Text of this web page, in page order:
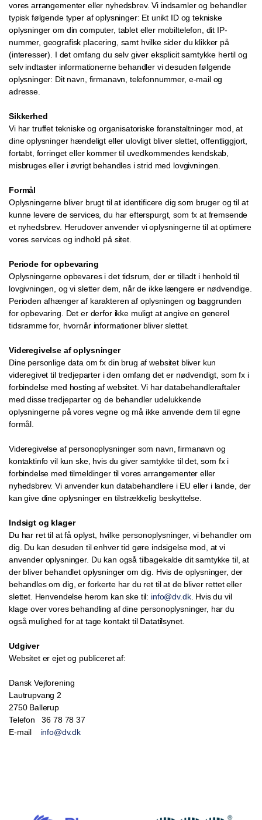
vores arrangementer eller nyhedsbrev. Vi indsamler og behandler
typisk følgende typer af oplysninger: Et unikt ID og tekniske
oplysninger om din computer, tablet eller mobiltelefon, dit IP-
nummer, geografisk placering, samt hvilke sider du klikker på
(interesser). I det omfang du selv giver eksplicit samtykke hertil og
selv indtaster informationerne behandler vi desuden følgende
oplysninger: Dit navn, firmanavn, telefonnummer, e-mail og
adresse.
Sikkerhed
Vi har truffet tekniske og organisatoriske foranstaltninger mod, at
dine oplysninger hændeligt eller ulovligt bliver slettet, offentliggjort,
fortabt, forringet eller kommer til uvedkommendes kendskab,
misbruges eller i øvrigt behandles i strid med lovgivningen.
Formål
Oplysningerne bliver brugt til at identificere dig som bruger og til at
kunne levere de services, du har efterspurgt, som fx at fremsende
et nyhedsbrev. Herudover anvender vi oplysningerne til at optimere
vores services og indhold på sitet.
Periode for opbevaring
Oplysningerne opbevares i det tidsrum, der er tilladt i henhold til
lovgivningen, og vi sletter dem, når de ikke længere er nødvendige.
Perioden afhænger af karakteren af oplysningen og baggrunden
for opbevaring. Det er derfor ikke muligt at angive en generel
tidsramme for, hvornår informationer bliver slettet.
Videregivelse af oplysninger
Dine personlige data om fx din brug af websitet bliver kun
videregivet til tredjeparter i den omfang det er nødvendigt, som fx i
forbindelse med hosting af websitet. Vi har databehandleraftaler
med disse tredjeparter og de behandler udelukkende
oplysningerne på vores vegne og må ikke anvende dem til egne
formål.
Videregivelse af personoplysninger som navn, firmanavn og
kontaktinfo vil kun ske, hvis du giver samtykke til det, som fx i
forbindelse med tilmeldinger til vores arrangementer eller
nyhedsbrev. Vi anvender kun databehandlere i EU eller i lande, der
kan give dine oplysninger en tilstrækkelig beskyttelse.
Indsigt og klager
Du har ret til at få oplyst, hvilke personoplysninger, vi behandler om
dig. Du kan desuden til enhver tid gøre indsigelse mod, at vi
anvender oplysninger. Du kan også tilbagekalde dit samtykke til, at
der bliver behandlet oplysninger om dig. Hvis de oplysninger, der
behandles om dig, er forkerte har du ret til at de bliver rettet eller
slettet. Henvendelse herom kan ske til: info@dv.dk. Hvis du vil
klage over vores behandling af dine personoplysninger, har du
også mulighed for at tage kontakt til Datatilsynet.
Udgiver
Websitet er ejet og publiceret af:
Dansk Vejforening
Lautrupvang 2
2750 Ballerup
Telefon 36 78 78 37
E-mail info@dv.dk